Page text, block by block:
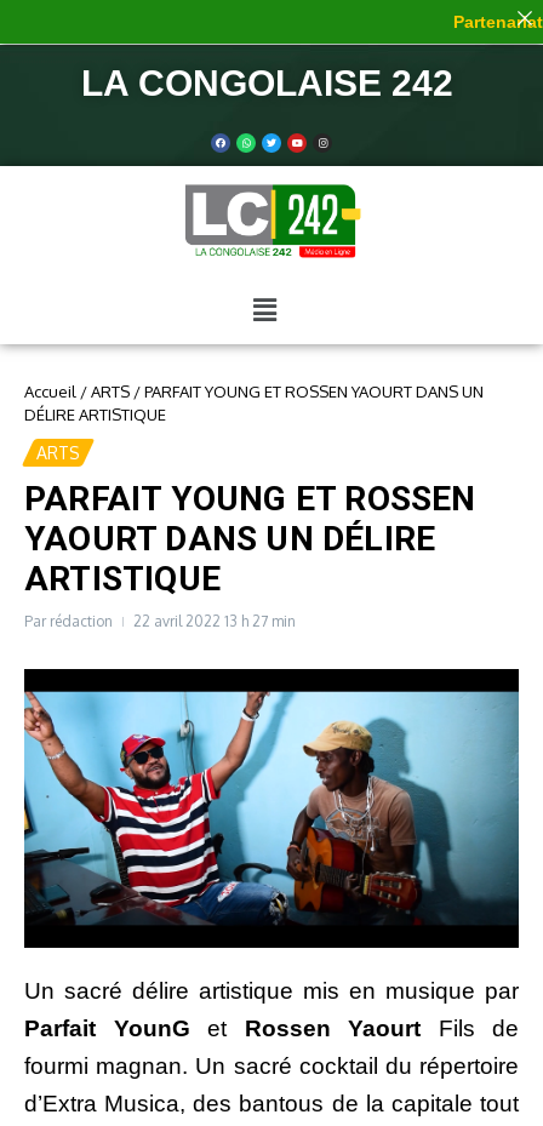
LA CONGOLAISE 242
Accueil /ARTS /PARFAIT YOUNG ET ROSSEN YAOURT DANS UN
DÉLIRE ARTISTIQUE
ARTS
PARFAIT YOUNG ET ROSSEN
YAOURT DANS UN DÉLIRE
ARTISTIQUE
Par rédaction 22 avril 2022 13 h 27 min
Un sacré délire artistique mis en musique par
Parfait YounG et Rossen Yaourt Fils de
fourmi magnan. Un sacré cocktail du répertoire
d’Extra Musica, des bantous de la capitale tout
Partenariat